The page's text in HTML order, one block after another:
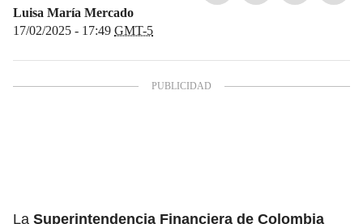
Luisa María Mercado
17/02/2025 - 17:49 GMT-5
La Superintendencia Financiera de Colombia